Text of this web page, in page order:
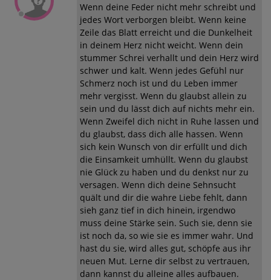
Wenn deine Feder nicht mehr schreibt und
jedes Wort verborgen bleibt. Wenn keine
Zeile das Blatt erreicht und die Dunkelheit
in deinem Herz nicht weicht. Wenn dein
stummer Schrei verhallt und dein Herz wird
schwer und kalt. Wenn jedes Gefühl nur
Schmerz noch ist und du Leben immer
mehr vergisst. Wenn du glaubst allein zu
sein und du lässt dich auf nichts mehr ein.
Wenn Zweifel dich nicht in Ruhe lassen und
du glaubst, dass dich alle hassen. Wenn
sich kein Wunsch von dir erfüllt und dich
die Einsamkeit umhüllt. Wenn du glaubst
nie Glück zu haben und du denkst nur zu
versagen. Wenn dich deine Sehnsucht
quält und dir die wahre Liebe fehlt, dann
sieh ganz tief in dich hinein, irgendwo
muss deine Stärke sein. Such sie, denn sie
ist noch da, so wie sie es immer wahr. Und
hast du sie, wird alles gut, schöpfe aus ihr
neuen Mut. Lerne dir selbst zu vertrauen,
dann kannst du alleine alles aufbauen.